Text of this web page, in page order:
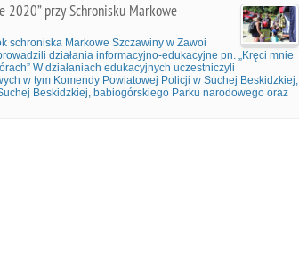
2020” przy Schronisku Markowe
schroniska Markowe Szczawiny w Zawoi
działania informacyjno-edukacyjne pn. „Kręci mnie
W działaniach edukacyjnych uczestniczyli
w tym Komendy Powiatowej Policji w Suchej Beskidzkiej,
Beskidzkiej, babiogórskiego Parku narodowego oraz